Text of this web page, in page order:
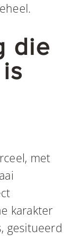
die
met
karakter
gesitueerd